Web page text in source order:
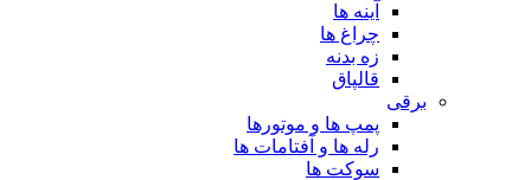
آینه ها
چراغ ها
زه بدنه
قالپاق
برقی
پمپ ها و موتورها
رله ها و آفتامات ها
سوکت ها